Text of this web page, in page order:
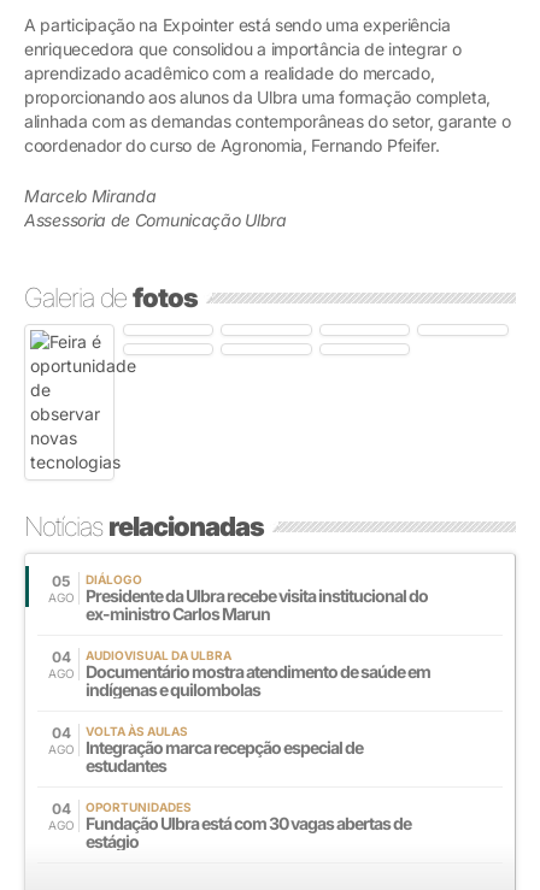
A participação na Expointer está sendo uma experiência
enriquecedora que consolidou a importância de integrar o
aprendizado acadêmico com a realidade do mercado,
proporcionando aos alunos da Ulbra uma formação completa,
alinhada com as demandas contemporâneas do setor, garante o
coordenador do curso de Agronomia, Fernando Pfeifer.
Marcelo Miranda
Assessoria de Comunicação Ulbra
Galeria defotos
Notíciasrelacionadas
05
AGO
DIÁLOGO
Presidente da Ulbra recebe visita institucional do
ex-ministro Carlos Marun
04
AGO
AUDIOVISUAL DA ULBRA
Documentário mostra atendimento de saúde em
indígenas e quilombolas
04
AGO
VOLTA ÀS AULAS
Integração marca recepção especial de
estudantes
04
AGO
OPORTUNIDADES
Fundação Ulbra está com 30 vagas abertas de
estágio